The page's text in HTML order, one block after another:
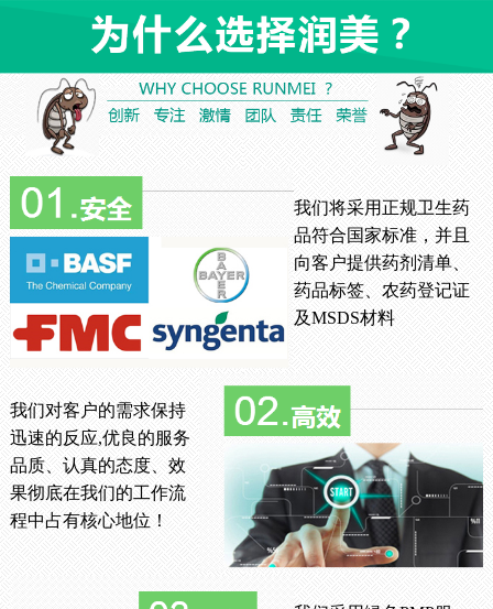
我们将采用正规卫生药
品符合国家标准，并且
向客户提供药剂清单、
药品标签、农药登记证
及MSDS材料
我们对客户的需求保持
迅速的反应,优良的服务
品质、认真的态度、效
果彻底在我们的工作流
程中占有核心地位！